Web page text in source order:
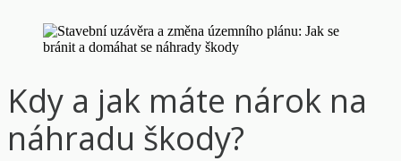
Kdy a jak máte nárok na
náhradu škody?